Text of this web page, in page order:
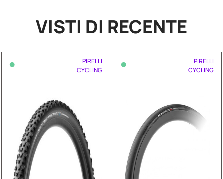
VISTI DI RECENTE
•
PIRELLI
CYCLING
•
PIRELLI
CYCLING